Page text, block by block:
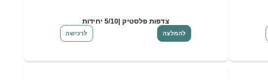
צדפות פלסטיק |5/10 יחידות
להמלצה לרכישה